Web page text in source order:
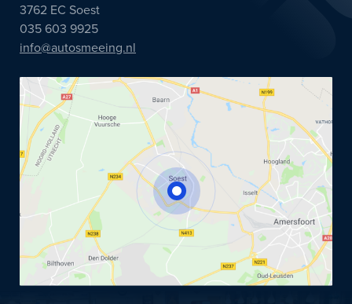
3762 EC Soest
035 603 9925
info@autosmeeing.nl